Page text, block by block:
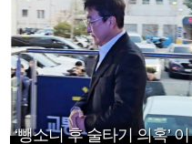
‘뺑소니 후 술타기 의혹’ 이